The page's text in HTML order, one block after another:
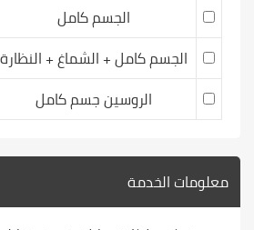
الجسم كامل
الجسم كامل + الشماغ + النظارة
الروسين جسم كامل
معلومات الخدمة